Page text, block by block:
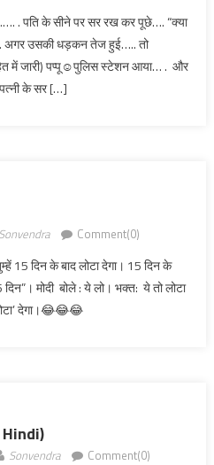
. पति के सीने पर सर रख कर पूछे…. “क्या
अगर उसकी धड़कन तेज हुई….. तो
में जारी) पप्पू☺पुलिस स्टेशन आया… . और
के सर […]
Sonvendra Comment(0)
15 दिन के बाद लोटा देगा। 15 दिन के
मोदी बोले : ये लो। भक्त: ये तो लोटा
देगा।😂😂😂
Hindi)
Sonvendra Comment(0)